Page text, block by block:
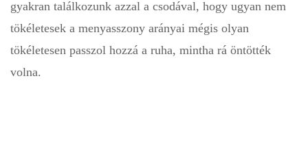
gyakran találkozunk azzal a csodával, hogy ugyan nem
tökéletesek a menyasszony arányai mégis olyan
tökéletesen passzol hozzá a ruha, mintha rá öntötték
volna.